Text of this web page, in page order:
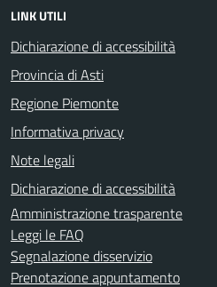
LINK UTILI
Dichiarazione di accessibilità
Provincia di Asti
Regione Piemonte
Informativa privacy
Note legali
Dichiarazione di accessibilità
Amministrazione trasparente
Leggi le FAQ
Segnalazione disservizio
Prenotazione appuntamento